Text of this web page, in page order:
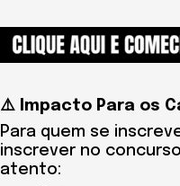
⚠️ Impacto Para os
Para quem se
inscrever no
atento: